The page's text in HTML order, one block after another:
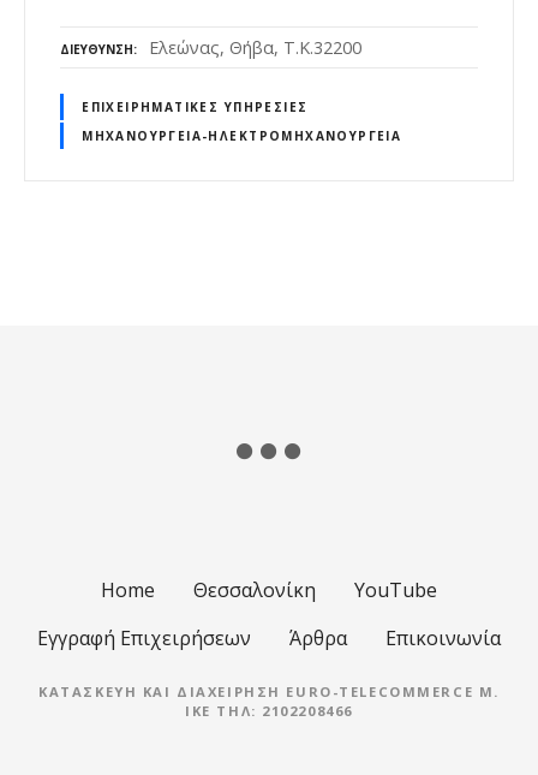
ΔΙΕΎΘΥΝΣΗ Ελεώνας, Θήβα, Τ.Κ.32200
ΕΠΙΧΕΙΡΗΜΑΤΙΚΈΣ ΥΠΗΡΕΣΊΕΣ
ΜΗΧΑΝΟΥΡΓΕΊΑ-ΗΛΕΚΤΡΟΜΗΧΑΝΟΥΡΓΕΊΑ
ο
ή
Home Θεσσαλονίκη
YouTube
Εγγραφή Επιχειρήσεων
Άρθρα Επικοινωνία
ΚΑΤΑΣΚΕΥΉ ΚΑΙ ΔΙΑΧΕΊΡΗΣΗ EURO-TELECOMMERCE M.
IKE ΤΗΛ: 2102208466